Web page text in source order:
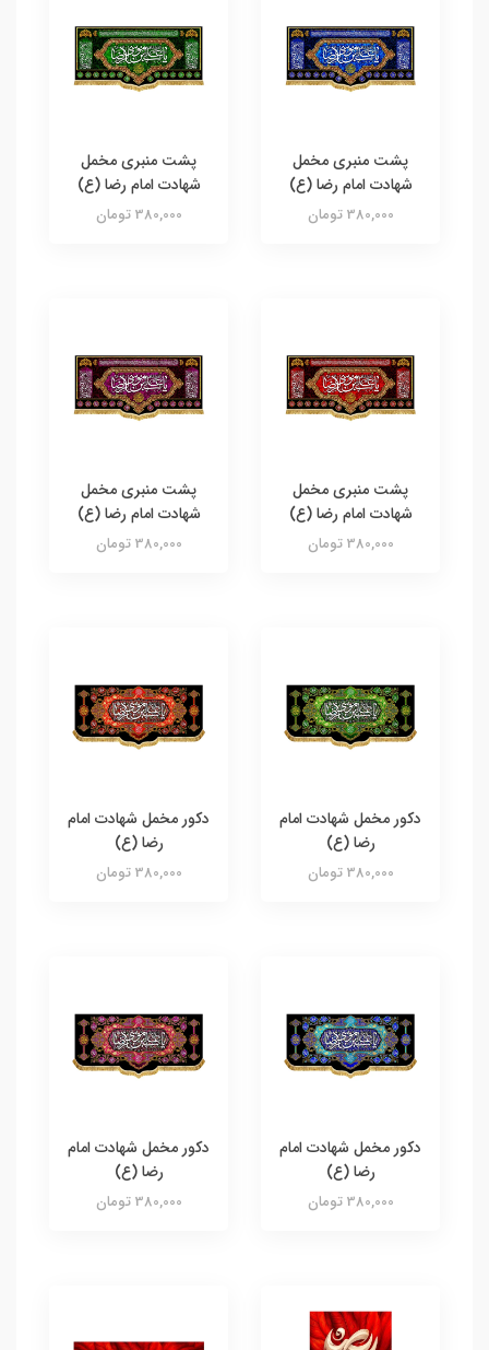
پشت منبری مخمل
شهادت امام رضا (ع)
380,000 تومان
پشت منبری مخمل
شهادت امام رضا (ع)
380,000 تومان
پشت منبری مخمل
شهادت امام رضا (ع)
380,000 تومان
پشت منبری مخمل
شهادت امام رضا (ع)
380,000 تومان
دکور مخمل شهادت امام
رضا (ع)
380,000 تومان
دکور مخمل شهادت امام
رضا (ع)
380,000 تومان
دکور مخمل شهادت امام
رضا (ع)
380,000 تومان
دکور مخمل شهادت امام
رضا (ع)
380,000 تومان